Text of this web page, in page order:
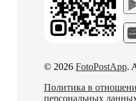
© 2026 FotoPostApp.
Политика в
персональных